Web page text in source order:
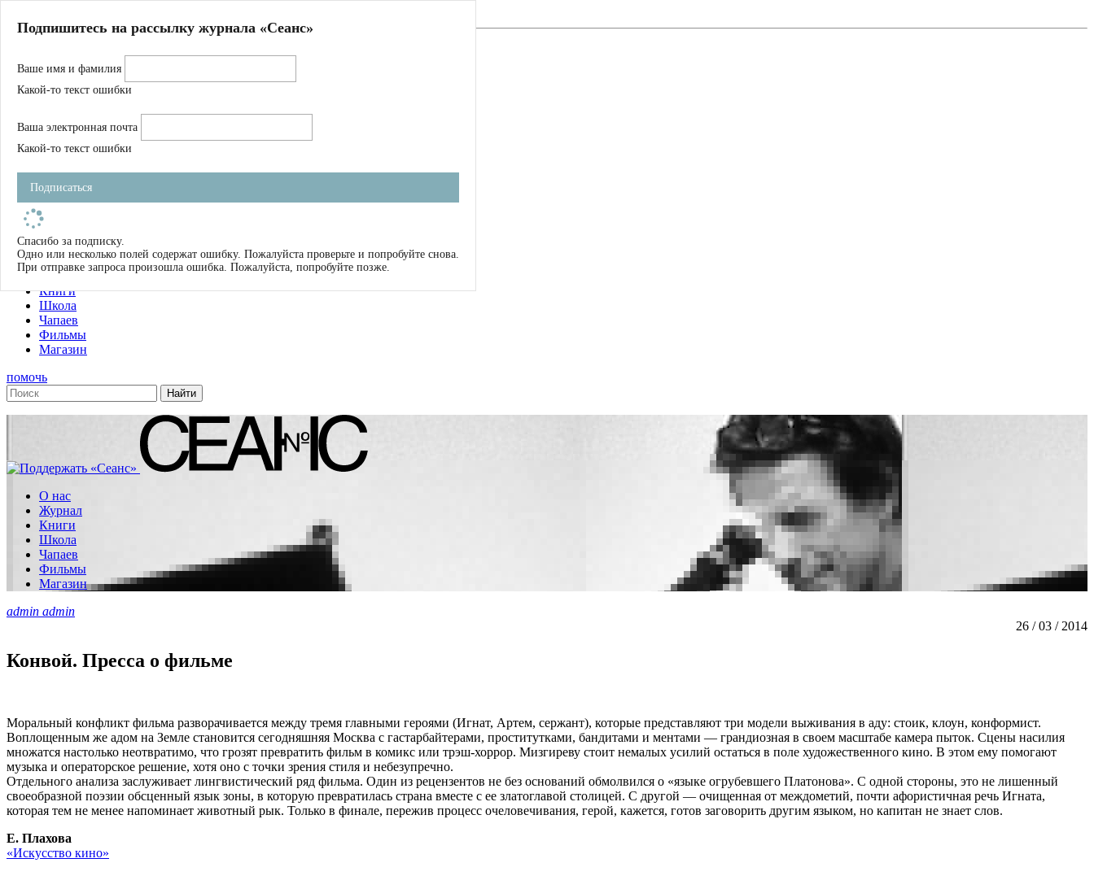
Магазин
Журнал
Школа
Устав
Фильмы
Имена
Тэги
О нас
Журнал
Книги
Школа
Чапаев
Фильмы
Магазин
помочь
О нас
Журнал
Книги
Школа
Чапаев
Фильмы
Магазин
admin admin
26 / 03 / 2014
Конвой. Пресса о фильме
Моральный конфликт фильма разворачивается между тремя главными героями (Игнат, Артем, сержант), которые представляют три модели выживания в аду: стоик, клоун, конформист.
Воплощенным же адом на Земле становится сегодняшняя Москва с гастарбайтерами, проститутками, бандитами и ментами — грандиозная в своем масштабе камера пыток. Сцены насилия
множатся настолько неотвратимо, что грозят превратить фильм в комикс или трэш-хоррор. Мизгиреву стоит немалых усилий остаться в поле художественного кино. В этом ему помогают
музыка и операторское решение, хотя оно с точки зрения стиля и небезупречно.
Отдельного анализа заслуживает лингвистический ряд фильма. Один из рецензентов не без оснований обмолвился о «языке огрубевшего Платонова». С одной стороны, это не лишенный
своеобразной поэзии обсценный язык зоны, в которую превратилась страна вместе с ее златоглавой столицей. С другой — очищенная от междометий, почти афористичная речь Игната,
которая тем не менее напоминает животный рык. Только в финале, пережив процесс очеловечивания, герой, кажется, готов заговорить другим языком, но капитан не знает слов.
Е. Плахова
«Искусство кино»
Подпишитесь на рассылку журнала «Сеанс»
Ваше имя и фамилия
Какой-то текст ошибки
Ваша электронная почта
Какой-то текст ошибки
Подписаться
Спасибо за подписку.
Одно или несколько полей содержат ошибку. Пожалуйста проверьте и попробуйте снова.
При отправке запроса произошла ошибка. Пожалуйста, попробуйте позже.